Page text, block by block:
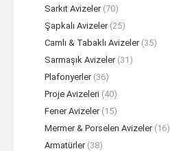
Sarkıt Avizeler (70)
Şapkalı Avizeler (25)
Camlı & Tabaklı Avizeler (35)
Sarmaşık Avizeler (31)
Plafonyerler (36)
Proje Avizeleri (40)
Fener Avizeler (15)
Mermer & Porselen Avizeler (16)
Armatürler (38)